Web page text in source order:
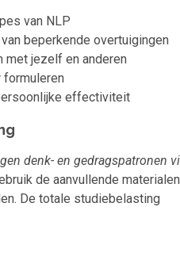
van NLP
beperkende overtuigingen
jezelf en anderen
formuleren
effectiviteit
denk- en gedragspatronen
de aanvullende materialen
De totale studiebelasting